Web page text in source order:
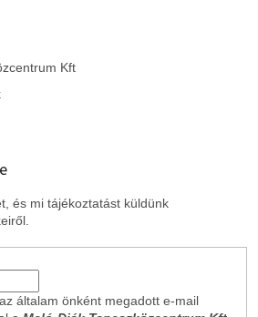
Kft
és mi tájékoztatást küldünk
általam önként megadott e-mail